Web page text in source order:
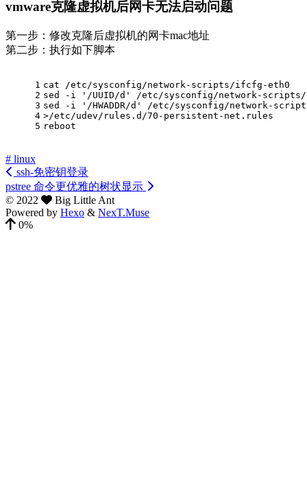
vmware克隆虚拟机后网卡无法启动问题
第一步：修改克隆后虚拟机的网卡mac地址
第二步：执行如下脚本
1
2
3
4
5
cat /etc/sysconfig/network-scripts/ifcfg-eth0
sed -i
'/UUID/d'
/etc/sysconfig/network-
sed -i
'/HWADDR/d'
/etc/sysconfig/network-
>/etc/udev/rules.d/70-persistent-net.rules
reboot
# linux
ssh-免密钥登录
pstree 命令更优雅的树状显示
© 2022
Big Little Ant
Powered by Hexo & NexT.Muse
0%